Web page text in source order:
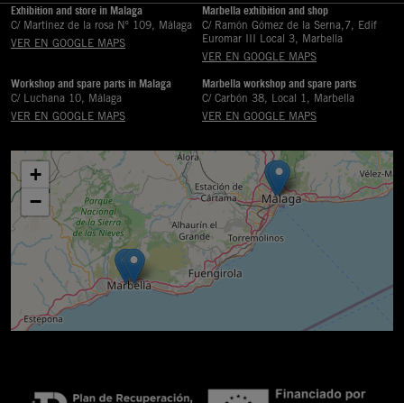
Exhibition and store in Malaga
C/ Martinez de la rosa Nº 109, Málaga
VER EN GOOGLE MAPS
Marbella exhibition and shop
C/ Ramón Gómez de la Serna,7, Edif
Euromar III Local 3, Marbella
VER EN GOOGLE MAPS
Workshop and spare parts in Malaga
C/ Luchana 10, Málaga
VER EN GOOGLE MAPS
Marbella workshop and spare parts
C/ Carbón 38, Local 1, Marbella
VER EN GOOGLE MAPS
+
−